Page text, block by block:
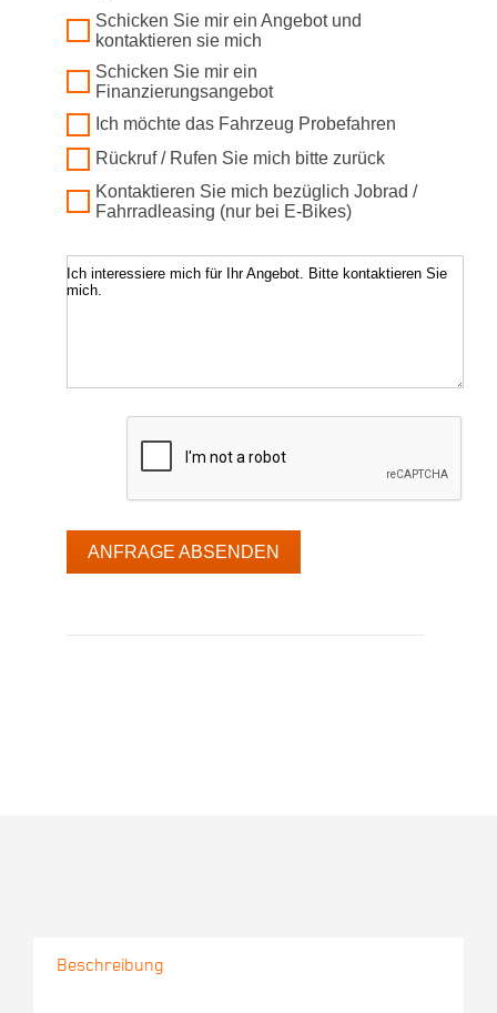
Schicken Sie mir ein Angebot und
kontaktieren sie mich
Schicken Sie mir ein
Finanzierungsangebot
Ich möchte das Fahrzeug Probefahren
Rückruf / Rufen Sie mich bitte zurück
Kontaktieren Sie mich bezüglich Jobrad /
Fahrradleasing (nur bei E-Bikes)
Ich interessiere mich für Ihr Angebot. Bitte kontaktieren Sie
mich.
ANFRAGE ABSENDEN
Beschreibung